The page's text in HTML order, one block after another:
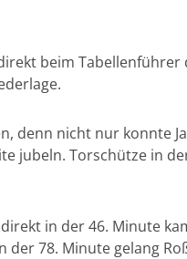
beim
denn nicht nur konnte
jubeln. Torschütze in
in der 46. Minute
78. Minute gelang